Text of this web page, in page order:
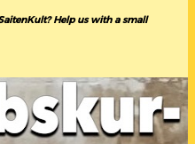
Help us with a small